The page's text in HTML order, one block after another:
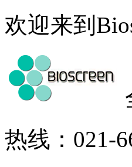
欢迎来到
热线：021-